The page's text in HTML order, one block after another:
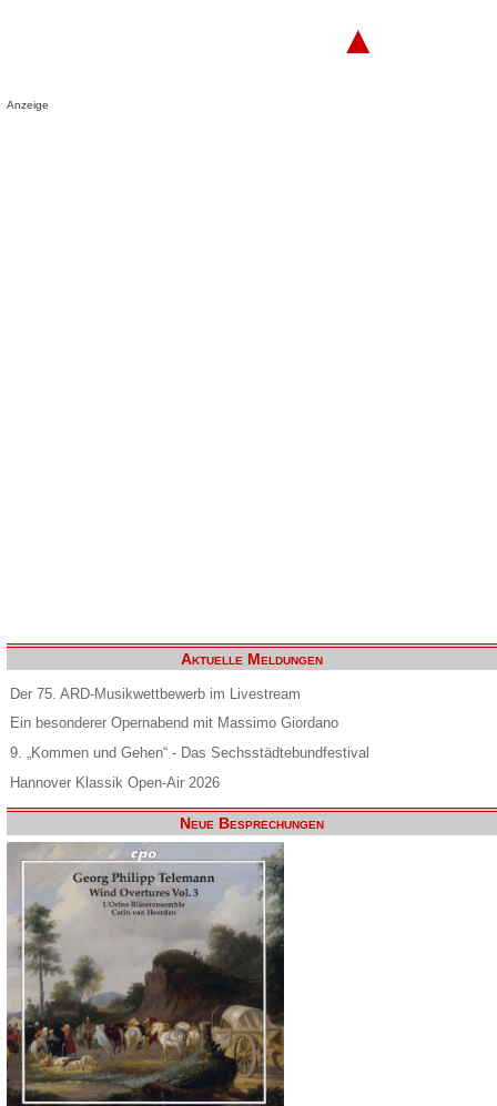
▲
Anzeige
Aktuelle Meldungen
Der 75. ARD-Musikwettbewerb im Livestream
Ein besonderer Opernabend mit Massimo Giordano
9. „Kommen und Gehen“ - Das Sechsstädtebundfestival
Hannover Klassik Open-Air 2026
Neue Besprechungen